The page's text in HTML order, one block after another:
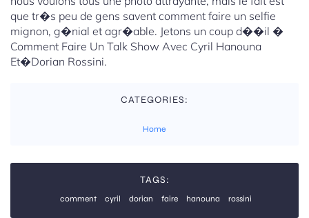
que tr�s peu de gens savent comment faire un selfie
mignon, g�nial et agr�able. Jetons un coup d��il �
Comment Faire Un Talk Show Avec Cyril Hanouna
Et�Dorian Rossini.
CATEGORIES:
Home
TAGS:
comment cyril dorian faire hanouna rossini